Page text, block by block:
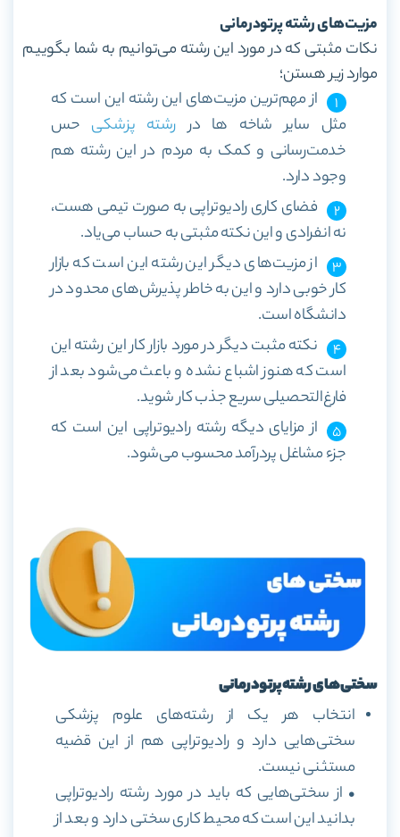
مزیت‌های رشته پرتودرمانی
نکات مثبتی که در مورد این رشته می‌توانیم به شما بگوییم
موارد زیر هستن؛
از مهم‌ترین مزیت‌های این رشته این است که
مثل سایر شاخه ها در رشته پزشکی حس
خدمت‌رسانی و کمک به مردم در این رشته هم
وجود دارد.
فضای کاری رادیوتراپی به صورت تیمی هست،
نه انفرادی و این نکته مثبتی به حساب می‌یاد.
از مزیت‌های دیگر این رشته این است که بازار
کار خوبی دارد و این به خاطر پذیرش‌های محدود در
دانشگاه است.
نکته مثبت دیگر در مورد بازار کار این رشته این
است که هنوز اشباع نشده و باعث می‌شود بعد از
فارغ‌التحصیلی سریع جذب کار شوید.
از مزایای دیگه رشته رادیوتراپی این است که
جزء مشاغل پردرآمد محسوب می‌شود.
سختی‌های رشته پرتودرمانی
انتخاب هر یک از رشته‌های علوم پزشکی
سختی‌هایی دارد و رادیوتراپی هم از این قضیه
مستثنی نیست.
• از سختی‌هایی که باید در مورد رشته رادیوتراپی
بدانید این است که محیط کاری سختی دارد و بعد از